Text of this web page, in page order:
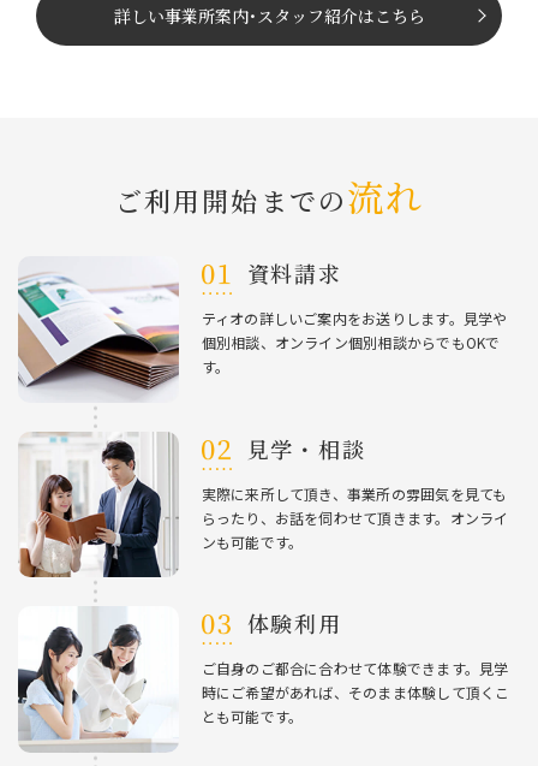
詳しい事業所案内･スタッフ紹介はこちら
ご利⽤開始までの流れ
資料請求
ティオの詳しいご案内をお送りします。⾒学や
個別相談、オンライン個別相談からでもOKで
す。
⾒学・相談
実際に来所して頂き、事業所の雰囲気を⾒ても
らったり、お話を伺わせて頂きます。オンライ
ンも可能です。
体験利⽤
ご⾃⾝のご都合に合わせて体験できます。⾒学
時にご希望があれば、そのまま体験して頂くこ
とも可能です。